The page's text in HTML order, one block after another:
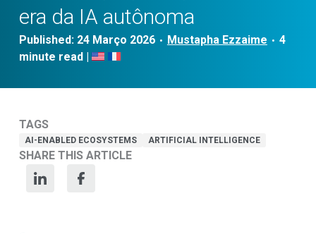
era da IA autônoma
Published: 24 Março 2026 • Mustapha Ezzaime •
|
TAGS
AI-ENABLED ECOSYSTEMS ARTIFICIAL INTELLIGENCE
SHARE THIS ARTICLE